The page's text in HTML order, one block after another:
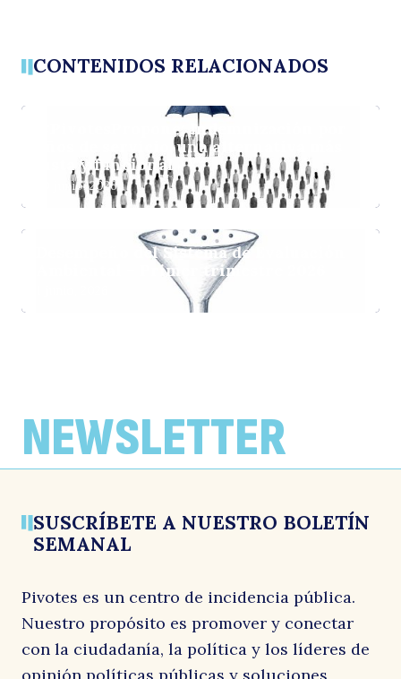
CONTENIDOS RELACIONADOS
#PivotesPropone: Indemnización por
años de servicio, una alternativa más
justa y funcional
30 junio, 2026
Desempeño del Sistema de Evaluación
Ambiental – Primer trimestre 2026
Desarrollo Económico y Social
19 mayo, 2026
NEWSLETTER
SUSCRÍBETE A NUESTRO BOLETÍN
SEMANAL
Pivotes es un centro de incidencia pública.
Nuestro propósito es promover y conectar
con la ciudadanía, la política y los líderes de
opinión políticas públicas y soluciones